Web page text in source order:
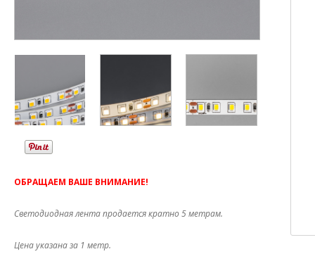
ОБРАЩАЕМ ВАШЕ ВНИМАНИЕ!
Светодиодная лента продается кратно 5 метрам.
Цена указана за 1 метр.